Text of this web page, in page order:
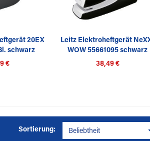
20EX
schwarz
€
Leitz Elektroheftgerät
WOW 55661095 schwarz
38,49 €
Sortierung: